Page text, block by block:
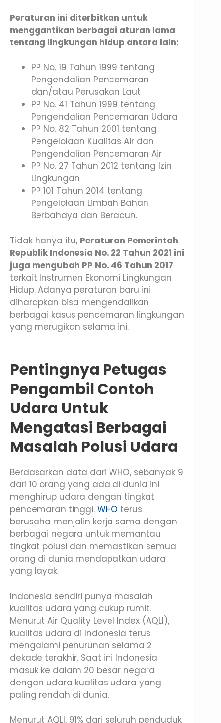
Peraturan ini diterbitkan untuk
menggantikan berbagai aturan lama
tentang lingkungan hidup antara lain:
PP No. 19 Tahun 1999 tentang
Pengendalian Pencemaran
dan/atau Perusakan Laut
PP No. 41 Tahun 1999 tentang
Pengendalian Pencemaran Udara
PP No. 82 Tahun 2001 tentang
Pengelolaan Kualitas Air dan
Pengendalian Pencemaran Air
PP No. 27 Tahun 2012 tentang Izin
Lingkungan
PP 101 Tahun 2014 tentang
Pengelolaan Limbah Bahan
Berbahaya dan Beracun.
Tidak hanya itu, Peraturan Pemerintah
Republik Indonesia No. 22 Tahun 2021 ini
juga mengubah PP No. 46 Tahun 2017
terkait Instrumen Ekonomi Lingkungan
Hidup. Adanya peraturan baru ini
diharapkan bisa mengendalikan
berbagai kasus pencemaran lingkungan
yang merugikan selama ini.
Pentingnya Petugas
Pengambil Contoh
Udara Untuk
Mengatasi Berbagai
Masalah Polusi Udara
Berdasarkan data dari WHO, sebanyak 9
dari 10 orang yang ada di dunia ini
menghirup udara dengan tingkat
pencemaran tinggi. WHO terus
berusaha menjalin kerja sama dengan
berbagai negara untuk memantau
tingkat polusi dan memastikan semua
orang di dunia mendapatkan udara
yang layak.
Indonesia sendiri punya masalah
kualitas udara yang cukup rumit.
Menurut Air Quality Level Index (AQLI),
kualitas udara di Indonesia terus
mengalami penurunan selama 2
dekade terakhir. Saat ini Indonesia
masuk ke dalam 20 besar negara
dengan udara kualitas udara yang
paling rendah di dunia.
Menurut AQLI, 91% dari seluruh penduduk